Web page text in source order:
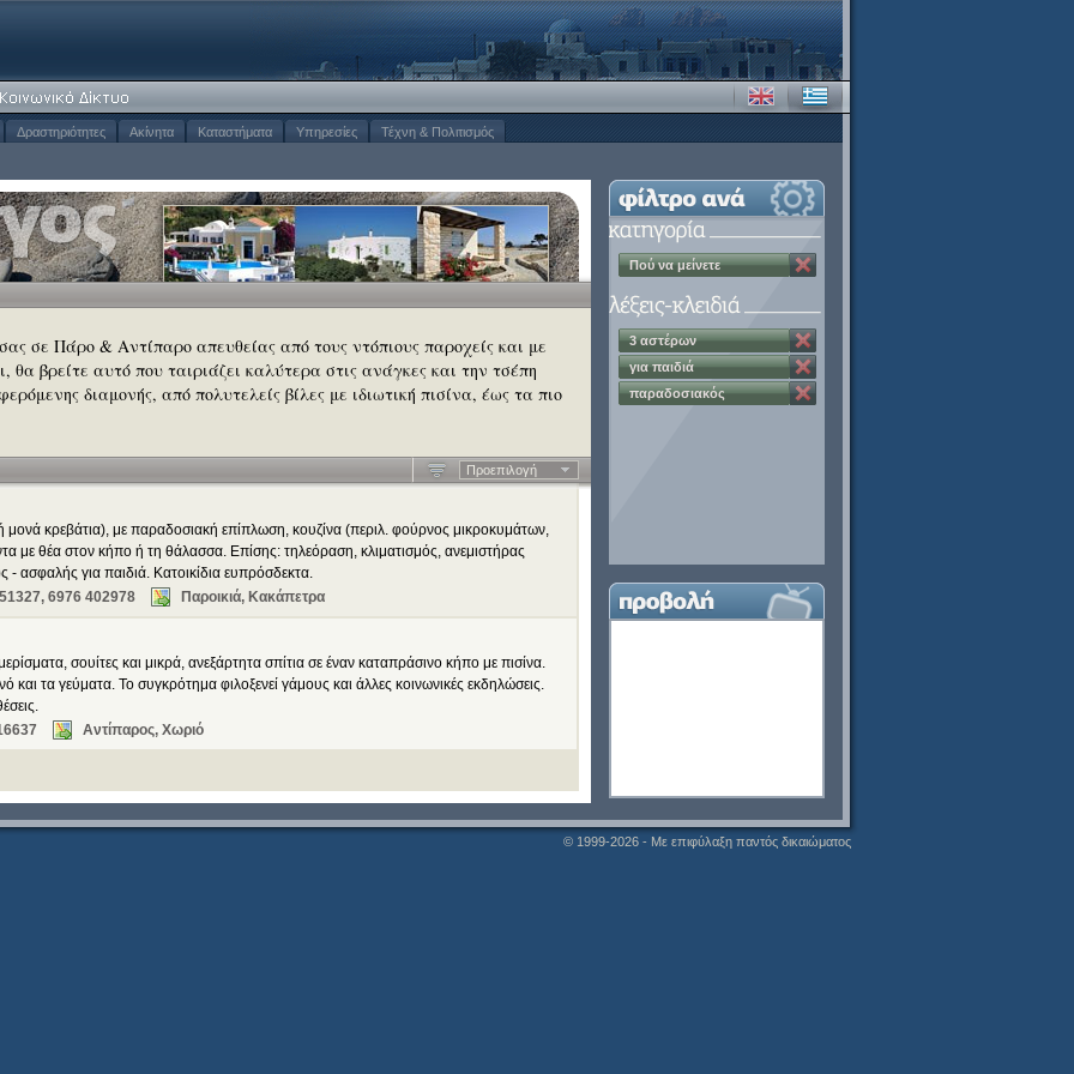
Δραστηριότητες Ακίνητα Καταστήματα Υπηρεσίες Τέχνη & Πολιτισμός
σε Πάρο & Αντίπαρο απευθείας από τους ντόπιους παροχείς και με
θα βρείτε αυτό που ταιριάζει καλύτερα στις ανάγκες και την τσέπη
διαμονής, από πολυτελείς βίλες με ιδιωτική πισίνα, έως τα πιο
Προεπιλογή
μονά κρεβάτια), με παραδοσιακή επίπλωση, κουζίνα (περιλ. φούρνος μικροκυμάτων,
με θέα στον κήπο ή τη θάλασσα. Επίσης: τηλεόραση, κλιματισμός, ανεμιστήρας
ασφαλής για παιδιά. Κατοικίδια ευπρόσδεκτα.
6976 402978 Παροικιά, Κακάπετρα
σουίτες και μικρά, ανεξάρτητα σπίτια σε έναν καταπράσινο κήπο με πισίνα.
και τα γεύματα. Το συγκρότημα φιλοξενεί γάμους και άλλες κοινωνικές εκδηλώσεις.
Αντίπαρος, Χωριό
Πού να μείνετε
3 αστέρων
για παιδιά
παραδοσιακός
© 1999-2026 - Με επιφύλαξη παντός δικαιώματος